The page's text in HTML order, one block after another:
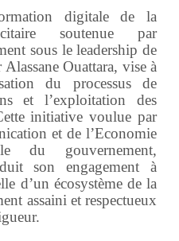
digitale de la
soutenue par
sous le leadership de
Ouattara, vise à
du processus de
et l’exploitation des
initiative voulue par
et de l’Economie
du gouvernement,
son engagement à
d’un écosystème de la
assaini et respectueux